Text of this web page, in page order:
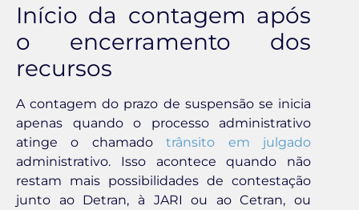
Início da contagem após
o encerramento dos
recursos
A contagem do prazo de suspensão se inicia
apenas quando o processo administrativo
atinge o chamadotrânsito em julgado
administrativo. Isso acontece quando não
restam mais possibilidades de contestação
junto ao Detran, à JARI ou ao Cetran, ou